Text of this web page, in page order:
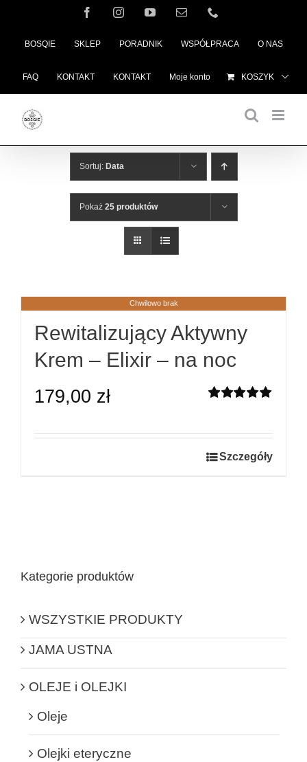
FacebookInstagramYouTubeEmail
BOSQIE SKLEP PORADNIK WSPÓŁPRACA O NAS
FAQ KONTAKT KONTAKT Moje konto KOSZYK
Sortuj: Data
Pokaż 25 produktów
Chwilowo brak
Rewitalizujący Aktywny
Krem – Elixir – na noc
179,00 zł
Szczegóły
Kategorie produktów
JAMA USTNA
OLEJE i OLEJKI
Oleje
Olejki eteryczne
WSZYSTKIE PRODUKTY